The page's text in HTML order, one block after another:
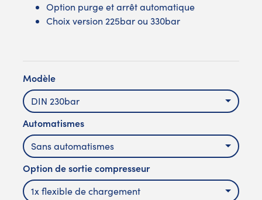
Option purge et arrêt automatique
Choix version 225bar ou 330bar
Modèle
DIN 230bar
Automatismes
Sans automatismes
Option de sortie compresseur
1x flexible de chargement